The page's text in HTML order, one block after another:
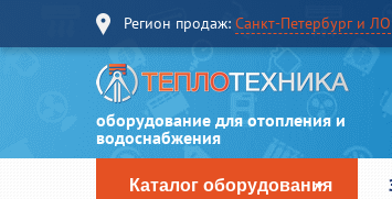
Регион продаж: Санкт-Петербург и ЛО
оборудование для отопления и
водоснабжения
Каталог оборудования